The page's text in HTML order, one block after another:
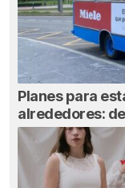
Planes para
alrededores: